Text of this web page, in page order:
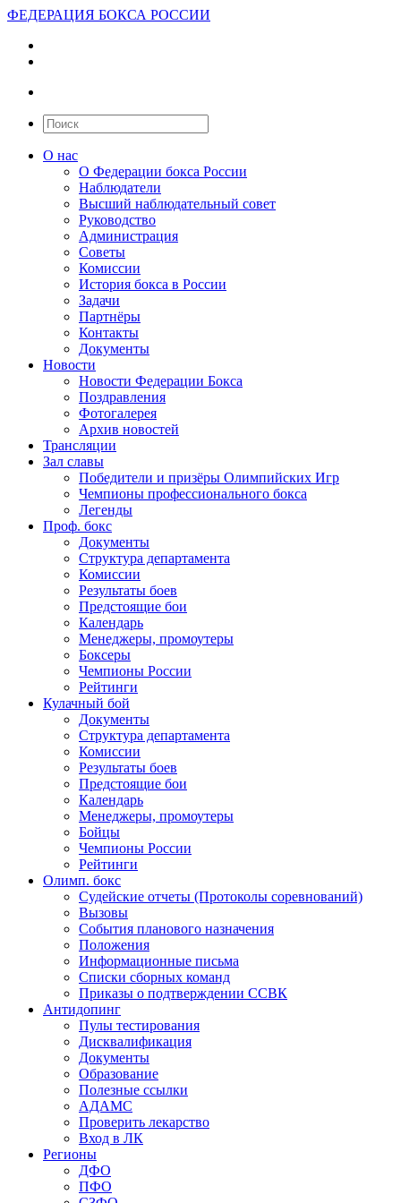
ФЕДЕРАЦИЯ БОКСА РОССИИ
О нас
О Федерации бокса России
Наблюдатели
Высший наблюдательный совет
Руководство
Администрация
Советы
Комиссии
История бокса в России
Задачи
Партнёры
Контакты
Документы
Новости
Новости Федерации Бокса
Поздравления
Фотогалерея
Архив новостей
Трансляции
Зал славы
Победители и призёры Олимпийских Игр
Чемпионы профессионального бокса
Легенды
Проф. бокс
Документы
Структура департамента
Комиссии
Результаты боев
Предстоящие бои
Календарь
Менеджеры, промоутеры
Боксеры
Чемпионы России
Рейтинги
Кулачный бой
Документы
Структура департамента
Комиссии
Результаты боев
Предстоящие бои
Календарь
Менеджеры, промоутеры
Бойцы
Чемпионы России
Рейтинги
Олимп. бокс
Судейские отчеты (Протоколы соревнований)
Вызовы
События планового назначения
Положения
Информационные письма
Списки сборных команд
Приказы о подтверждении ССВК
Антидопинг
Пулы тестирования
Дисквалификация
Документы
Образование
Полезные ссылки
АДАМС
Проверить лекарство
Вход в ЛК
Регионы
ДФО
ПФО